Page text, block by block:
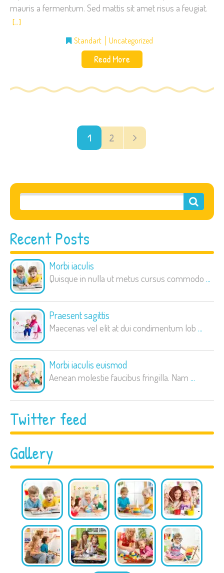
Recent Posts
Morbi iaculis
Quisque in nulla ut metus cursus commodo ...
Praesent sagittis
Maecenas vel elit at dui condimentum lob ...
Morbi iaculis euismod
Aenean molestie faucibus fringilla. Nam ...
Twitter feed
Gallery
mauris a fermentum. Sed mattis sit amet risus a feugiat.
[…]
Standart Uncategorized
Read More
1 2